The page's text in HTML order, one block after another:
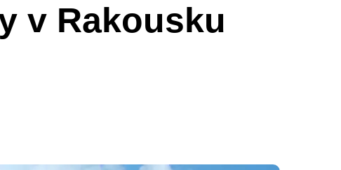
v Rakousku